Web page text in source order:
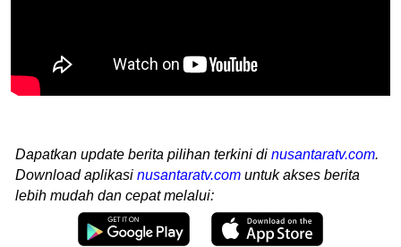
Dapatkan update berita pilihan terkini di nusantaratv.com.
Download aplikasi nusantaratv.com untuk akses berita
lebih mudah dan cepat melalui: